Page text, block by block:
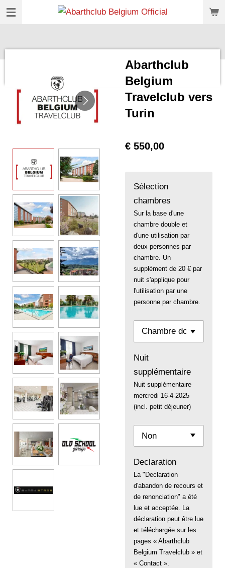
Ga
direct
Abarthclub
Belgium
Travelclub vers
Turin
€ 550,00
Sélection
chambres
Sur la base d'une
chambre double et
d'une utilisation par
deux personnes par
chambre. Un
supplément de 20 € par
nuit s'applique pour
l'utilisation par une
personne par chambre.
Nuit
supplémentaire
Nuit supplémentaire
mercredi 16-4-2025
(incl. petit déjeuner)
Declaration
La "Declaration
d'abandon de recours et
de renonciation" a été
lue et acceptée. La
déclaration peut être lue
et téléchargée sur les
pages « Abarthclub
Belgium Travelclub » et
« Contact ».